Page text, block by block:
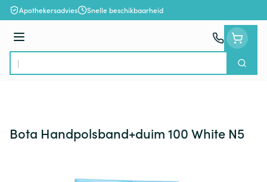
Ga naar de inhoud
Apothekersadvies Snelle beschikbaarheid
Menu
Product, merk, categorie...
Zoek
Bota Handpolsband+duim 100 White N5